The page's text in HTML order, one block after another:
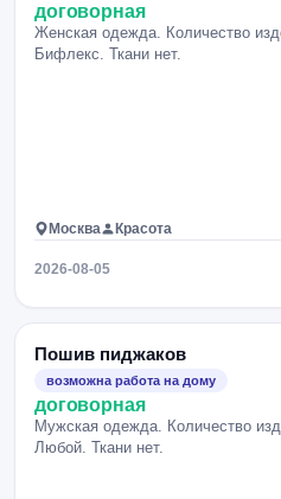
договорная
Женская одежда. Количество
Бифлекс. Ткани нет.
Москва Красота
2026-08-05
Пошив пиджаков
возможна работа на дому
договорная
Мужская одежда. Количество
Любой. Ткани нет.